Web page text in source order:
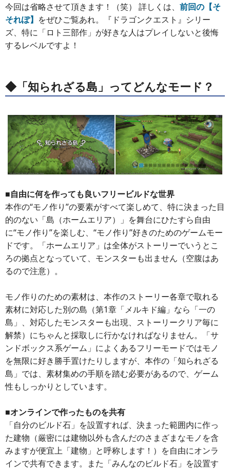
今回は省略させて頂きます！（笑） 詳しくは、 前回の【そ
それぽ】 をぜひご覧あれ。『ドラゴンクエスト』シリー
ズ、特に「ロト三部作」が好きな人はプレイしないと後悔
するレベルですよ！
◆「知られざる島」ってどんなモード？
■自由に何を作っても良いフリービルドな世界
本作の“モノ作り”の要素がすべて楽しめて、特に決まった目
的のない「島（ホームエリア）」を舞台にひたすら自由
に“モノ作り”を楽しむ、“モノ作り”好きのためのゲームモー
ドです。「ホームエリア」は全体がストーリーでいうとこ
ろの拠点となっていて、モンスターも出ません（空腹はあ
るので注意）。
モノ作りのための素材は、本作のストーリー各章で取れる
素材に対応した別の島（第1章「メルキド編」なら「一の
島」、対応したモンスターも出現、ストーリークリア毎に
解禁）にちゃんと採取しに行かなければなりません。「サ
ンドボックス系ゲーム」によくあるフリーモードではモノ
を無限に好き勝手置けたりしますが、本作の「知られざる
島」では、素材集めの手順を踏む必要があるので、ゲーム
性もしっかりとしています。
■オンラインで作ったものを共有
「自分のビルド石」を設置すれば、決まった範囲内に作っ
た建物（厳密には建物以外も含んだのさまざまなモノを含
みますが便宜上「建物」と呼称します！）を自由にオンラ
インで共有できます。また「みんなのビルド石」を設置す